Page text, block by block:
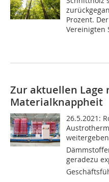
Prozent.
Vereinigten
Zur aktuellen Lage
Materialknappheit
26.5.2021:
geradezu